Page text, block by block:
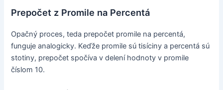
Prepočet z Promile na Percentá
Opačný proces, teda prepočet promile na percentá,
funguje analogicky. Keďže promile sú tisíciny a percentá sú
stotiny, prepočet spočíva v delení hodnoty v promile
číslom 10.